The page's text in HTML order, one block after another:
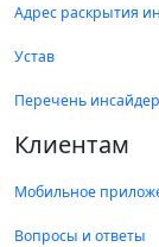
Адрес раскрытия
Устав
Перечень
Клиентам
Мобильное
Вопросы и ответы